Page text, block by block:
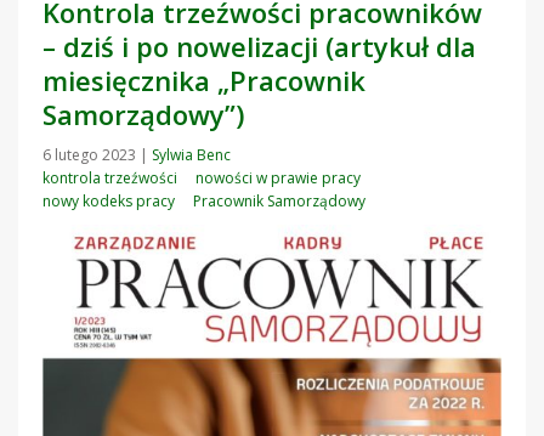
Kontrola trzeźwości pracowników
– dziś i po nowelizacji (artykuł dla
miesięcznika „Pracownik
Samorządowy”)
6 lutego 2023
Sylwia Benc
kontrola trzeźwości
nowości w prawie pracy
nowy kodeks pracy
Pracownik Samorządowy